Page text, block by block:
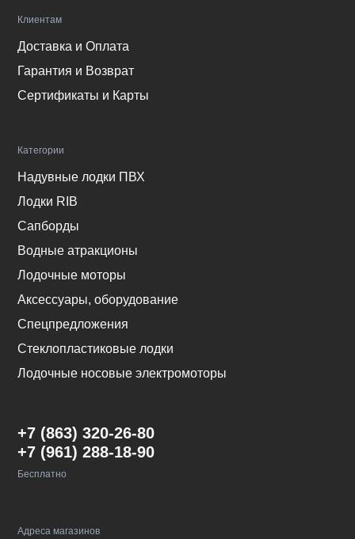
Клиентам
Доставка и Оплата
Гарантия и Возврат
Сертификаты и Карты
Категории
Надувные лодки ПВХ
Лодки RIB
Сапборды
Водные атракционы
Лодочные моторы
Аксессуары, оборудование
Спецпредложения
Стеклопластиковые лодки
Лодочные носовые электромоторы
+7 (863) 320-26-80
+7 (961) 288-18-90
Бесплатно
Адреса магазинов